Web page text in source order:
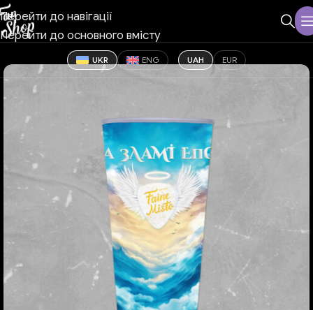
Перейти до навігації
Перейти до основного вмісту
UKR ENG UAH EUR